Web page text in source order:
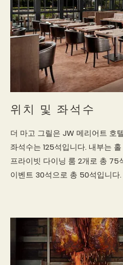
위치 및 좌석수
더 마고 그릴은 JW 메리어트 호
좌석수는 125석입니다. 내부는
프라이빗 다이닝 룸 2개로 총 75
이벤트 30석으로 총 50석입니다.